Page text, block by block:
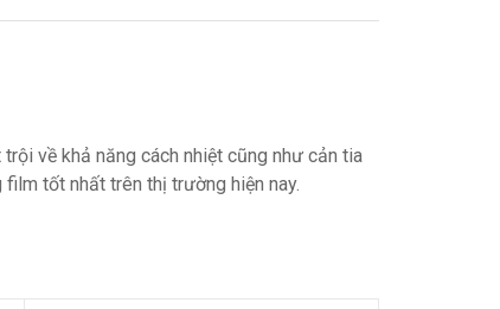
về khả năng cách nhiệt cũng như cản tia
tốt nhất trên thị trường hiện nay.